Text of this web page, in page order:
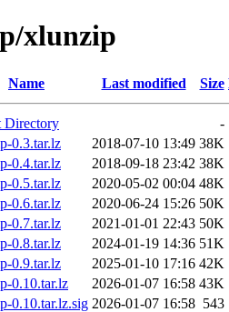
xlunzip
Name Last modified Size
Directory
-
0.3.tar.lz
2018-07-10 13:49 38K
0.4.tar.lz
2018-09-18 23:42 38K
0.5.tar.lz
2020-05-02 00:04 48K
0.6.tar.lz
2020-06-24 15:26 50K
0.7.tar.lz
2021-01-01 22:43 50K
0.8.tar.lz
2024-01-19 14:36 51K
0.9.tar.lz
2025-01-10 17:16 42K
0.10.tar.lz
2026-01-07 16:58 43K
0.10.tar.lz.sig 2026-01-07 16:58 543